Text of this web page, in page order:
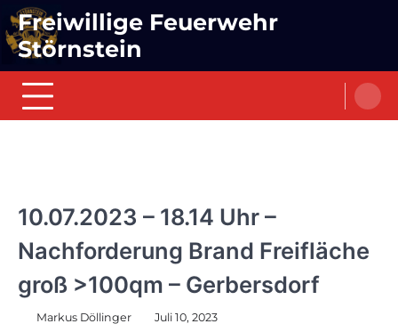
Skip
to
content
Freiwillige Feuerwehr
Störnstein
10.07.2023 – 18.14 Uhr –
Nachforderung Brand Freifläche
groß >100qm – Gerbersdorf
Markus Döllinger Juli 10, 2023